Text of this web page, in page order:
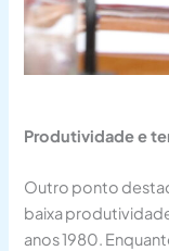
Produtividade e
Outro ponto
baixa
anos 1980.